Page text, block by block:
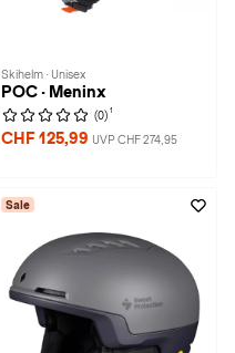
Skihelm · Unisex
POC · Meninx
(0) 1
CHF 125,99 UVP CHF 274,95
Sale